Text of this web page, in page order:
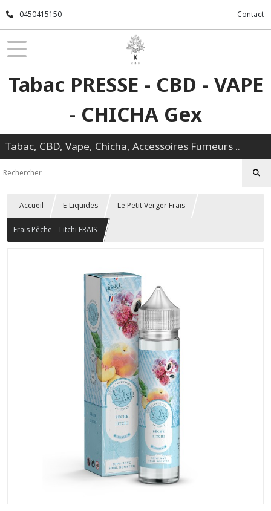
0450415150 Contact
Tabac PRESSE - CBD - VAPE
- CHICHA Gex
Tabac, CBD, Vape, Chicha, Accessoires Fumeurs ..
Accueil E-Liquides Le Petit Verger Frais
Frais Pêche – Litchi FRAIS